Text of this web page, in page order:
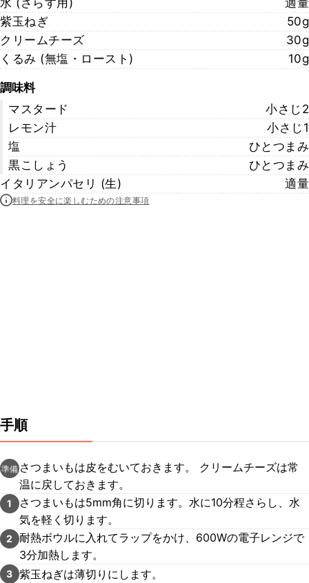
水 (さらす用)
適量
紫玉ねぎ
50g
クリームチーズ
30g
くるみ (無塩・ロースト)
10g
調味料
マスタード
小さじ2
レモン汁
小さじ1
塩
ひとつまみ
黒こしょう
ひとつまみ
イタリアンパセリ (生)
適量
料理を安全に楽しむための注意事項
手順
準備 さつまいもは皮をむいておきます。 クリームチーズは常
温に戻しておきます。
1
さつまいもは5mm角に切ります。水に10分程さらし、水
気を軽く切ります。
2
耐熱ボウルに入れてラップをかけ、600Wの電子レンジで
3分加熱します。
3 紫玉ねぎは薄切りにします。